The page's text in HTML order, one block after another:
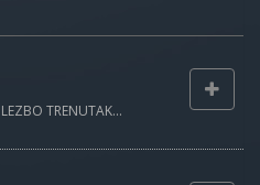
TRENUTAK...